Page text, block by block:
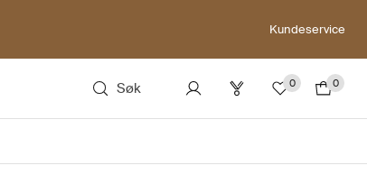
Kundeservice
Søk 0 0